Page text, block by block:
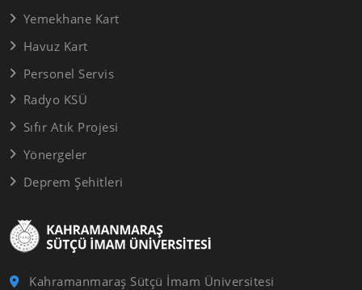
Kahramanmaraş Sütçü İmam Üniversitesi
Yemekhane Kart
Havuz Kart
Personel Servis
Radyo KSÜ
Sıfır Atık Projesi
Yönergeler
Deprem Şehitleri